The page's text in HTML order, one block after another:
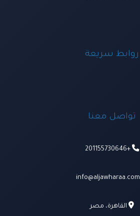
روابط سريعة
تواصل معنا
+201155730646
info@aljawharaa.com
القاهرة، مصر